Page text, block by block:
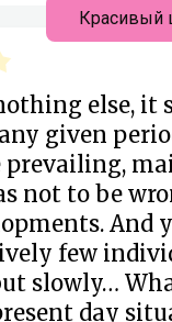
else, it
given
not to be
And
few
slowly…
day
Красивый